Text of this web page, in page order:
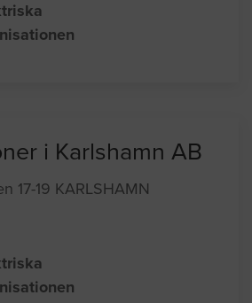
i Karlshamn AB
17-19 KARLSHAMN